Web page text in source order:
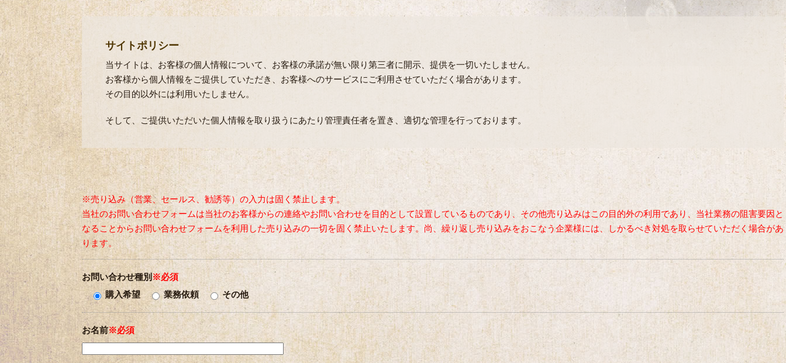
サイトポリシー
当サイトは、お客様の個人情報について、お客様の承諾が無い限り第三者に開示、提供を一切いたしません。
お客様から個人情報をご提供していただき、お客様へのサービスにご利用させていただく場合があります。
その目的以外には利用いたしません。
そして、ご提供いただいた個人情報を取り扱うにあたり管理責任者を置き、適切な管理を行っております。
※売り込み（営業、セールス、勧誘等）の入力は固く禁止します。
当社のお問い合わせフォームは当社のお客様からの連絡やお問い合わせを目的として設置しているものであり、その他売り込みはこの目的外の利用であり、当社業務の阻害要因と
なることからお問い合わせフォームを利用した売り込みの一切を固く禁止いたします。尚、繰り返し売り込みをおこなう企業様には、しかるべき対処を取らせていただく場合があ
ります。
お問い合わせ種別※必須
購入希望
業務依頼 その他
お名前※必須